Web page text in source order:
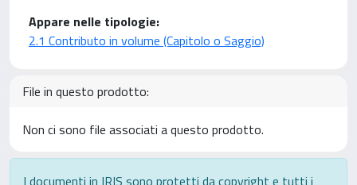
Appare nelle tipologie:
2.1 Contributo in volume (Capitolo o Saggio)
File in questo prodotto:
Non ci sono file associati a questo prodotto.
I documenti in IRIS sono protetti da copyright e tutti i